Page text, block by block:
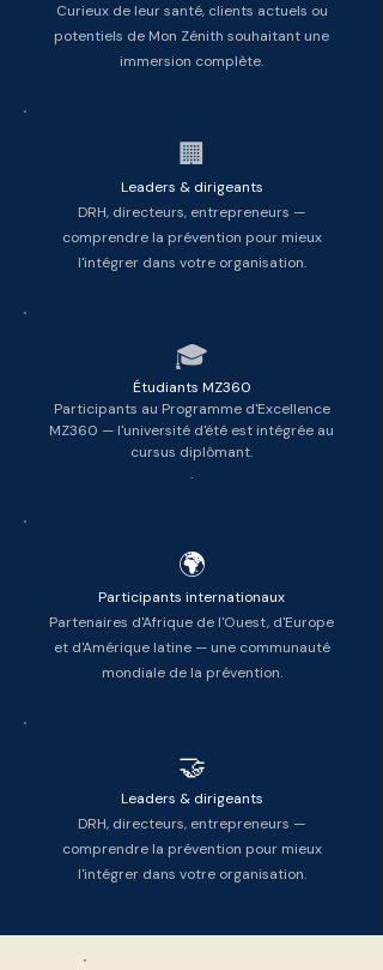
Curieux de leur santé, clients actuels ou
potentiels de Mon Zénith souhaitant une
immersion complète.
🏢
Leaders & dirigeants
DRH, directeurs, entrepreneurs —
comprendre la prévention pour mieux
l'intégrer dans votre organisation.
🎓
Étudiants MZ360
Participants au Programme d'Excellence
MZ360 — l'université d'été est intégrée au
cursus diplômant.
.
🌍
Participants internationaux
Partenaires d'Afrique de l'Ouest, d'Europe
et d'Amérique latine — une communauté
mondiale de la prévention.
🤝
Leaders & dirigeants
DRH, directeurs, entrepreneurs —
comprendre la prévention pour mieux
l'intégrer dans votre organisation.